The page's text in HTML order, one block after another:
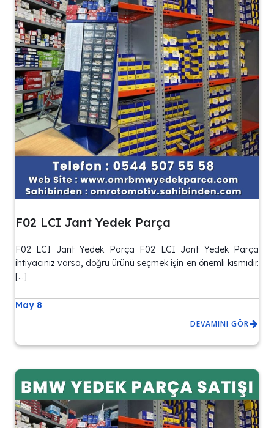
F02 LCI Jant Yedek Parça
F02 LCI Jant Yedek Parça F02 LCI Jant Yedek Parça
ihtiyacınız varsa, doğru ürünü seçmek işin en önemli kısmıdır.
[…]
May 8
DEVAMINI GÖR